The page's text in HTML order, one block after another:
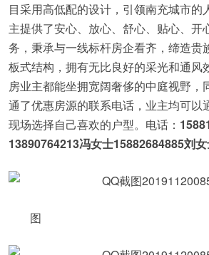
目采用高低配的设计，引领南充城市的
主提供了安心、放心、舒心、贴心、开
务，秉承与一线标杆房企看齐，缔造贵
板式结构，拥有无比良好的采光和通风
房业主都能坐拥宽阔奢侈的中庭视野，
通了优惠房源的联系电话，业主均可以
现场选择自己喜欢的户型。电话：
13890764213冯女士15882684885刘
图